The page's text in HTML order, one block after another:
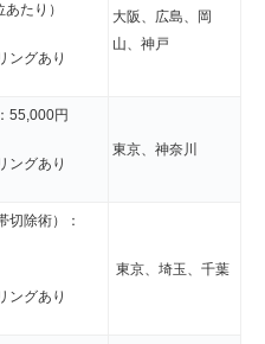
たり）
ングあり
大阪、広島、岡
山、神戸
55,000円
ングあり
東京、神奈川
切除術）：
ングあり
東京、埼玉、千葉